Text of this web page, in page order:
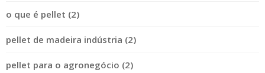
o que é pellet (2)
pellet de madeira indústria (2)
pellet para o agronegócio (2)